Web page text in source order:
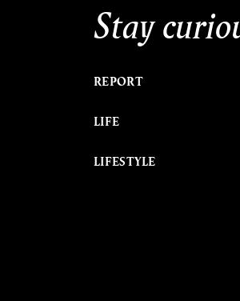
Stay
REPORT
LIFE
LIFESTYLE